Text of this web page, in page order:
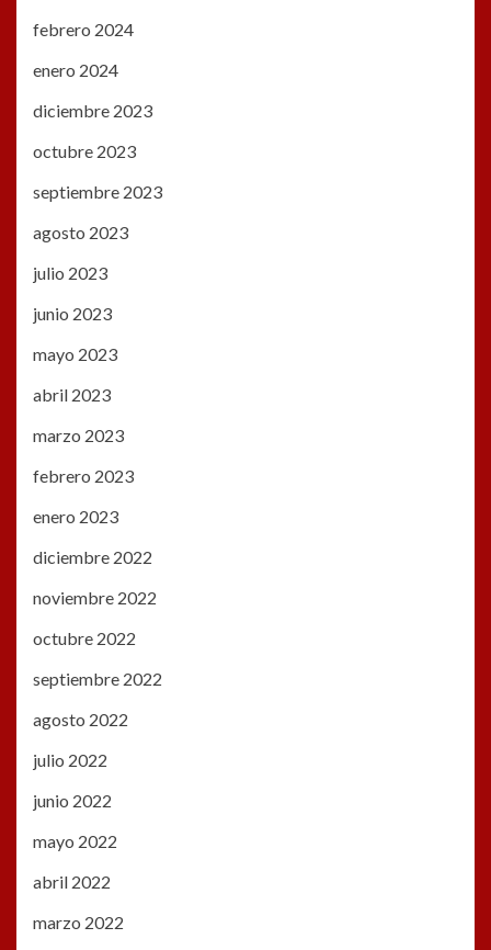
febrero 2024
enero 2024
diciembre 2023
octubre 2023
septiembre 2023
agosto 2023
julio 2023
junio 2023
mayo 2023
abril 2023
marzo 2023
febrero 2023
enero 2023
diciembre 2022
noviembre 2022
octubre 2022
septiembre 2022
agosto 2022
julio 2022
junio 2022
mayo 2022
abril 2022
marzo 2022